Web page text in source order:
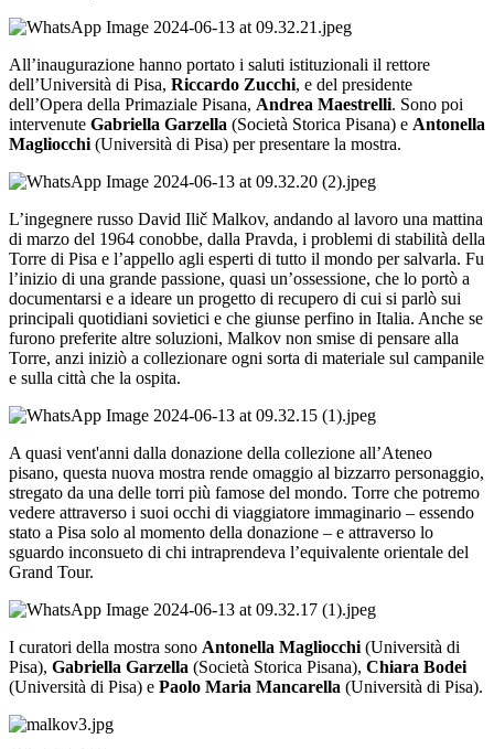
All’inaugurazione hanno portato i saluti istituzionali il rettore
dell’Università di Pisa, Riccardo Zucchi, e del presidente
dell’Opera della Primaziale Pisana, Andrea Maestrelli. Sono poi
intervenute Gabriella Garzella (Società Storica Pisana) e Antonella
Magliocchi (Università di Pisa) per presentare la mostra.
L’ingegnere russo David Ilič Malkov, andando al lavoro una mattina
di marzo del 1964 conobbe, dalla Pravda, i problemi di stabilità della
Torre di Pisa e l’appello agli esperti di tutto il mondo per salvarla. Fu
l’inizio di una grande passione, quasi un’ossessione, che lo portò a
documentarsi e a ideare un progetto di recupero di cui si parlò sui
principali quotidiani sovietici e che giunse perfino in Italia. Anche se
furono preferite altre soluzioni, Malkov non smise di pensare alla
Torre, anzi iniziò a collezionare ogni sorta di materiale sul campanile
e sulla città che la ospita.
A quasi vent'anni dalla donazione della collezione all’Ateneo
pisano, questa nuova mostra rende omaggio al bizzarro personaggio,
stregato da una delle torri più famose del mondo. Torre che potremo
vedere attraverso i suoi occhi di viaggiatore immaginario – essendo
stato a Pisa solo al momento della donazione – e attraverso lo
sguardo inconsueto di chi intraprendeva l’equivalente orientale del
Grand Tour.
I curatori della mostra sono Antonella Magliocchi (Università di
Pisa), Gabriella Garzella (Società Storica Pisana), Chiara Bodei
(Università di Pisa) e Paolo Maria Mancarella (Università di Pisa).